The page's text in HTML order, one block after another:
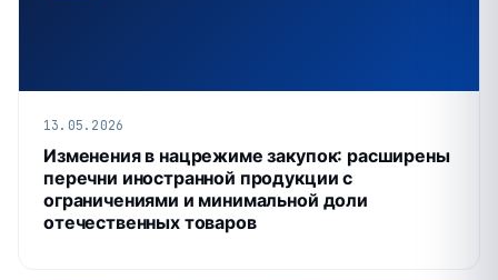
13.05.2026
Изменения в нацрежиме закупок: расширены
перечни иностранной продукции с
ограничениями и минимальной доли
отечественных товаров